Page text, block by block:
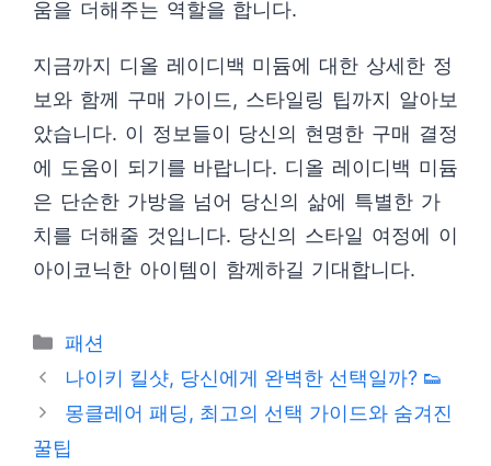
움을 더해주는 역할을 합니다.
지금까지 디올 레이디백 미듐에 대한 상세한 정
보와 함께 구매 가이드, 스타일링 팁까지 알아보
았습니다. 이 정보들이 당신의 현명한 구매 결정
에 도움이 되기를 바랍니다. 디올 레이디백 미듐
은 단순한 가방을 넘어 당신의 삶에 특별한 가
치를 더해줄 것입니다. 당신의 스타일 여정에 이
아이코닉한 아이템이 함께하길 기대합니다.
카
테
리
패션
나이키 킬샷, 당신에게 완벽한 선택일까? 👟
몽클레어 패딩, 최고의 선택 가이드와 숨겨진
꿀팁